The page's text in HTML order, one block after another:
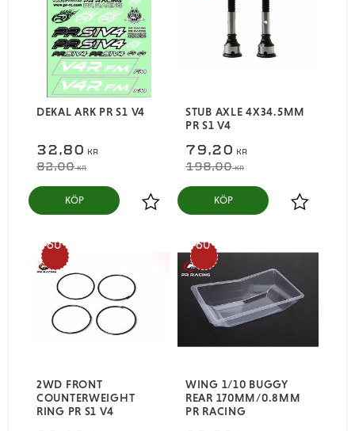
DEKAL ARK PR S1 V4
32,80 KR
82,00KR
Lägg till i favoriter
KÖP
STUB AXLE 4X34.5MM
PR S1 V4
79,20 KR
198,00KR
Lägg till i
KÖP
2WD FRONT
COUNTERWEIGHT
RING PR S1 V4
60
%
WING 1/10 BUGGY
REAR 170MM/0.8MM
PR RACING
60
%